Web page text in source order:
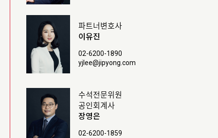
파트너변호사
이유진
02-6200-1890
yjlee@jipyong.com
수석전문위원
공인회계사
장영은
02-6200-1859